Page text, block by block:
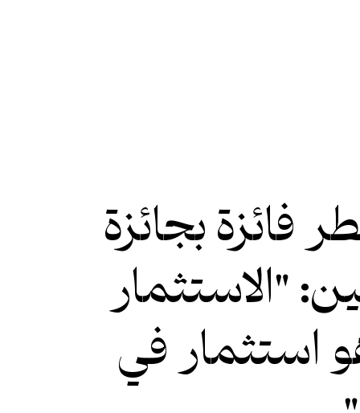
بجائزة
"الاستثمار
استثمار في